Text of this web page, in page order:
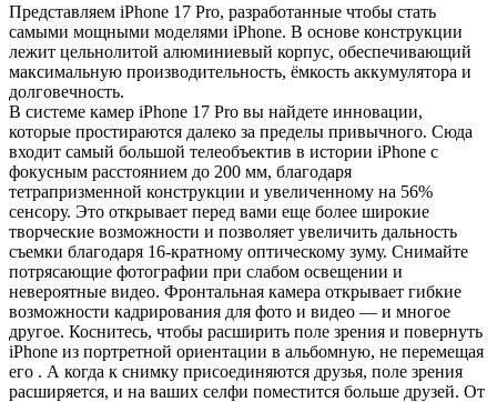
Представляем iPhone 17 Pro, разработанные чтобы стать
самыми мощными моделями iPhone. В основе конструкции
лежит цельнолитой алюминиевый корпус, обеспечивающий
максимальную производительность, ёмкость аккумулятора и
долговечность.
В системе камер iPhone 17 Pro вы найдете инновации,
которые простираются далеко за пределы привычного. Сюда
входит самый большой телеобъектив в истории iPhone с
фокусным расстоянием до 200 мм, благодаря
тетрапризменной конструкции и увеличенному на 56%
сенсору. Это открывает перед вами еще более широкие
творческие возможности и позволяет увеличить дальность
съемки благодаря 16-кратному оптическому зуму. Снимайте
потрясающие фотографии при слабом освещении и
невероятные видео. Фронтальная камера открывает гибкие
возможности кадрирования для фото и видео — и многое
другое. Коснитесь, чтобы расширить поле зрения и повернуть
iPhone из портретной ориентации в альбомную, не перемещая
его . А когда к снимку присоединяются друзья, поле зрения
расширяется, и на ваших селфи поместится больше друзей. От